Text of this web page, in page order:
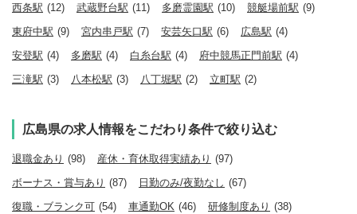
西条駅 (12) 武蔵野台駅 (11) 多磨霊園駅 (10) 競艇場前駅 (9)
東府中駅 (9) 宮内串戸駅 (7) 安芸矢口駅 (6) 広島駅 (4)
安登駅 (4) 多磨駅 (4) 白糸台駅 (4) 府中競馬正門前駅 (4)
三滝駅 (3) 八本松駅 (3) 八丁堀駅 (2) 立町駅 (2)
広島県の求人情報をこだわり条件で絞り込む
退職金あり (98) 産休・育休取得実績あり (97)
ボーナス・賞与あり (87) 日勤のみ/夜勤なし (67)
復職・ブランク可 (54) 車通勤OK (46) 研修制度あり (38)